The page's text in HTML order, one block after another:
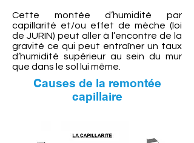
Cette montée d’humidité par
capillarité et/ou effet de mèche (loi
de JURIN) peut aller à l’encontre de la
gravité ce qui peut entraîner un taux
d’humidité supérieur au sein du mur
que dans le sol lui même.
Causes de la remontée
capillaire